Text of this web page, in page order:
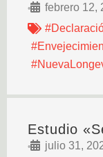
•
febrero 12,
Estudio
•
julio 31,